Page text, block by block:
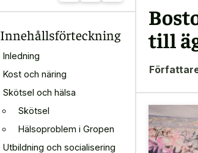
Innehållsförteckning
Inledning
Kost och näring
Skötsel och hälsa
Skötsel
Hälsoproblem i Gropen
Utbildning och socialisering
till